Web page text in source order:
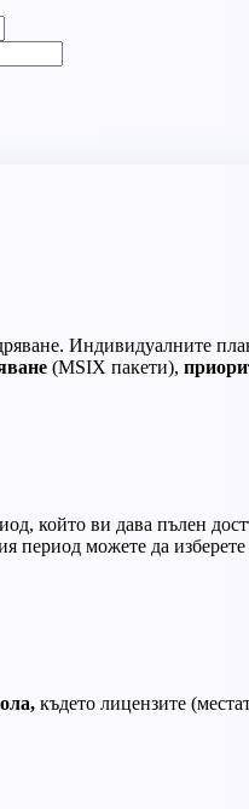
Индивидуалните
(MSIX пакети),
който ви дава пълен
период можете да
където лицензите